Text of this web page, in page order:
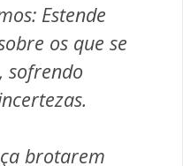
Estende
os que se
sofrendo
brotarem